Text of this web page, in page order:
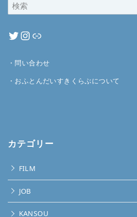
・ 問い合わせ
・ おふとんだいすきくらぶについて
カテゴリー
FILM
JOB
KANSOU